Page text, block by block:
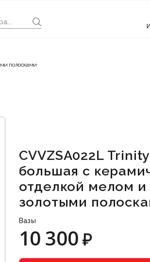
полосками
CVVZSA022L
большая с
отделкой мелом и
золотыми
Вазы
10 300 ₽